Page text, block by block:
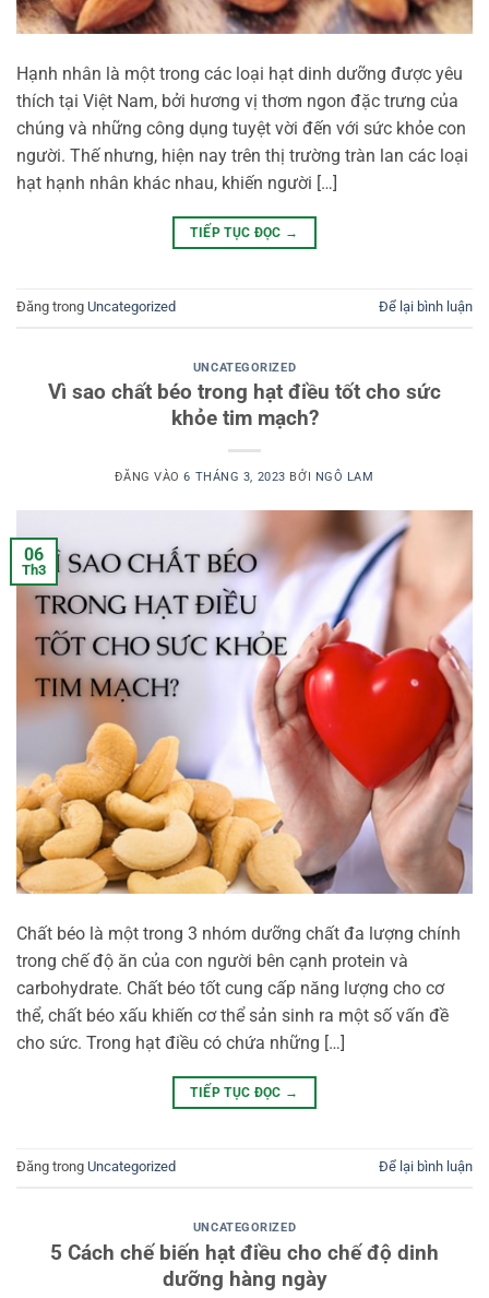
Hạnh nhân là một trong các loại hạt dinh dưỡng được yêu
thích tại Việt Nam, bởi hương vị thơm ngon đặc trưng của
chúng và những công dụng tuyệt vời đến với sức khỏe con
người. Thế nhưng, hiện nay trên thị trường tràn lan các loại
hạt hạnh nhân khác nhau, khiến người […]
TIẾP TỤC ĐỌC →
Đăng trong Uncategorized Để lại bình luận
UNCATEGORIZED
Vì sao chất béo trong hạt điều tốt cho sức
khỏe tim mạch?
ĐĂNG VÀO6 THÁNG 3, 2023 BỞI NGÔ LAM
06
Th3
Chất béo là một trong 3 nhóm dưỡng chất đa lượng chính
trong chế độ ăn của con người bên cạnh protein và
carbohydrate. Chất béo tốt cung cấp năng lượng cho cơ
thể, chất béo xấu khiến cơ thể sản sinh ra một số vấn đề
cho sức. Trong hạt điều có chứa những […]
TIẾP TỤC ĐỌC →
Đăng trong Uncategorized Để lại bình luận
UNCATEGORIZED
5 Cách chế biến hạt điều cho chế độ dinh
dưỡng hàng ngày